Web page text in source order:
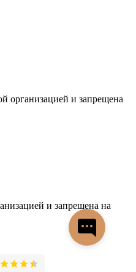
организацией и запрещена
и запрещена на